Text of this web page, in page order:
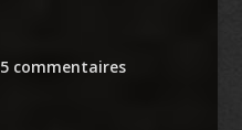
5 commentaires